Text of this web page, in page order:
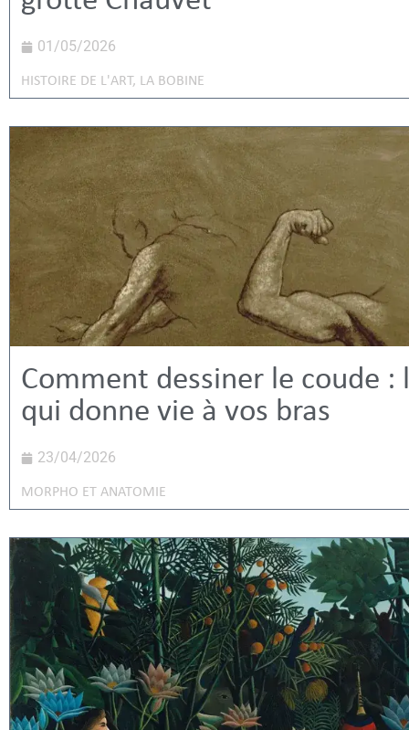
01/05/2026
HISTOIRE DE L'ART, LA BOBINE
Comment dessiner le coude :
qui donne vie à vos bras
23/04/2026
MORPHO ET ANATOMIE